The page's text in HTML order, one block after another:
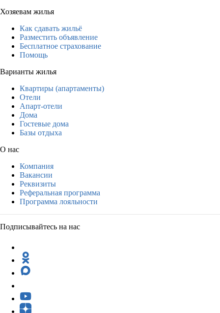
Хозяевам жилья
Как сдавать жильё
Разместить объявление
Бесплатное страхование
Помощь
Варианты жилья
Квартиры (апартаменты)
Отели
Апарт-отели
Дома
Гостевые дома
Базы отдыха
О нас
Компания
Вакансии
Реквизиты
Реферальная программа
Программа лояльности
Подписывайтесь на нас